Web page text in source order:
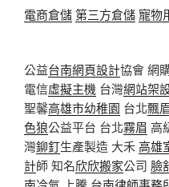
電商倉儲第三方倉儲寵物
公益台南網頁設計協會 網
電信虛擬主機 台灣網站架
聖馨高雄市幼稚園 台北飄
色狼公益平台 台北霧眉 高
灣鉚釘生產製造 大禾高雄
計師 知名欣欣搬家公司 臉